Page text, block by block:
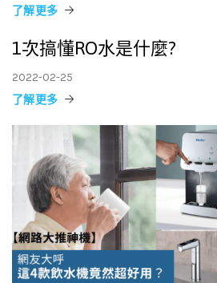
了解更多
1次搞懂RO水是什麼?
2022-02-25
了解更多